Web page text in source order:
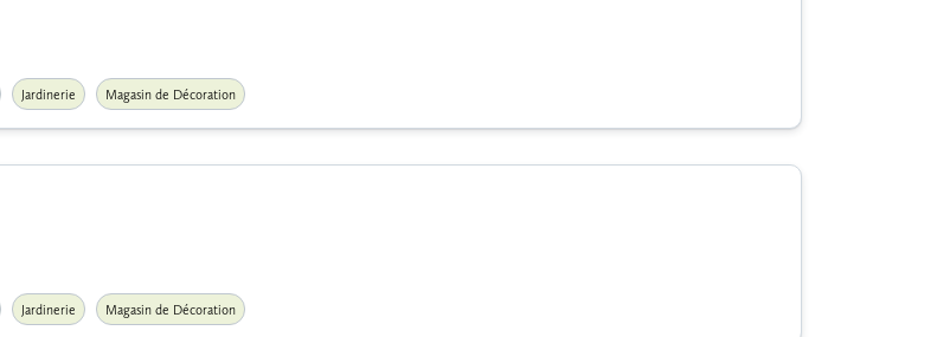
Jardinerie Magasin de Décoration
Jardinerie Magasin de Décoration